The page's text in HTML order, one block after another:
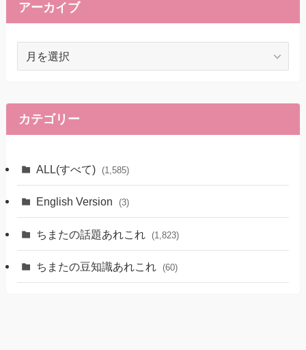
アーカイブ
イ
ブ
カテゴリー
ALL(すべて) (1,585)
English Version (3)
ちまたの話題あれこれ (1,823)
ちまたの豆知識あれこれ (60)